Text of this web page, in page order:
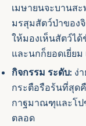
เมษายนจะบานส
มรสุมสัตว์ป่าของ
ให้มองเห็นสัตว์ไ
และนกก็ยอดเยี่ย
กิจกรรม ระดับ: ง่
กระตือรือร้นที่สุด
กาฐมาณฑุและโป
ตลอด